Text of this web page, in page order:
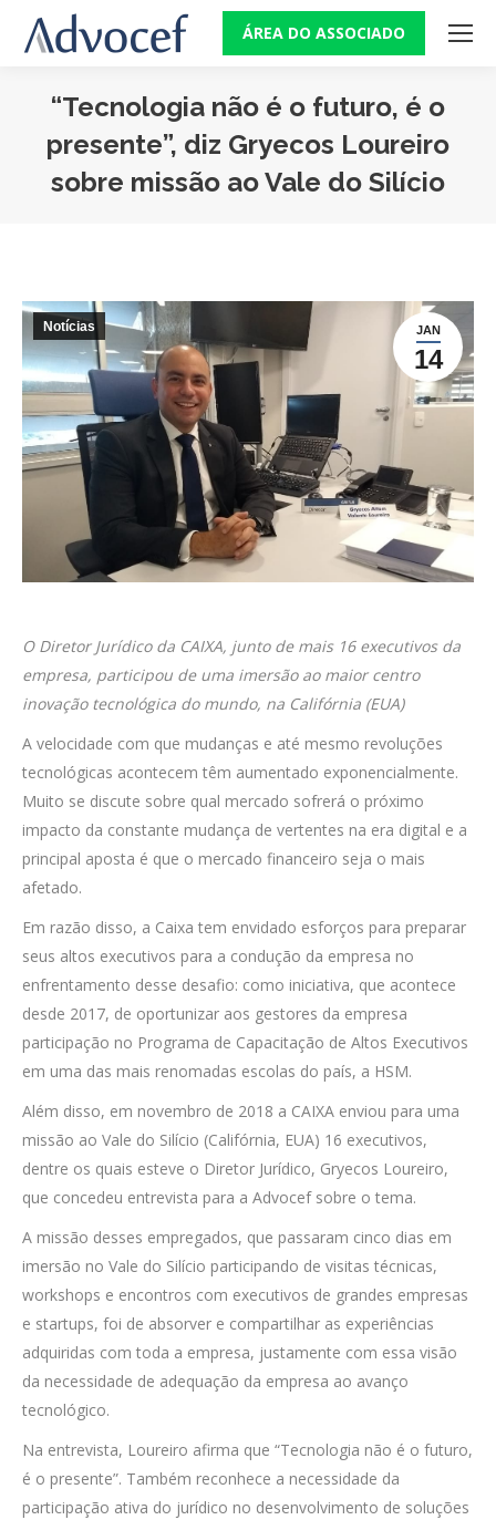
ÁREA DO ASSOCIADO
“Tecnologia não é o futuro, é o
presente”, diz Gryecos Loureiro
sobre missão ao Vale do Silício
JAN
14
Notícias
O Diretor Jurídico da CAIXA, junto de mais 16 executivos da
empresa, participou de uma imersão ao maior centro
inovação tecnológica do mundo, na Califórnia (EUA)
A velocidade com que mudanças e até mesmo revoluções
tecnológicas acontecem têm aumentado exponencialmente.
Muito se discute sobre qual mercado sofrerá o próximo
impacto da constante mudança de vertentes na era digital e a
principal aposta é que o mercado financeiro seja o mais
afetado.
Em razão disso, a Caixa tem envidado esforços para preparar
seus altos executivos para a condução da empresa no
enfrentamento desse desafio: como iniciativa, que acontece
desde 2017, de oportunizar aos gestores da empresa
participação no Programa de Capacitação de Altos Executivos
em uma das mais renomadas escolas do país, a HSM.
Além disso, em novembro de 2018 a CAIXA enviou para uma
missão ao Vale do Silício (Califórnia, EUA) 16 executivos,
dentre os quais esteve o Diretor Jurídico, Gryecos Loureiro,
que concedeu entrevista para a Advocef sobre o tema.
A missão desses empregados, que passaram cinco dias em
imersão no Vale do Silício participando de visitas técnicas,
workshops e encontros com executivos de grandes empresas
e startups, foi de absorver e compartilhar as experiências
adquiridas com toda a empresa, justamente com essa visão
da necessidade de adequação da empresa ao avanço
tecnológico.
Na entrevista, Loureiro afirma que “Tecnologia não é o futuro,
é o presente”. Também reconhece a necessidade da
participação ativa do jurídico no desenvolvimento de soluções